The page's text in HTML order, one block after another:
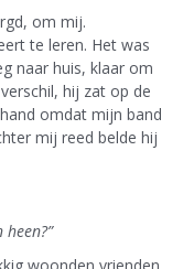
om mij.
te leren. Het was
naar huis, klaar om
hij zat op de
omdat mijn band
mij reed belde hij